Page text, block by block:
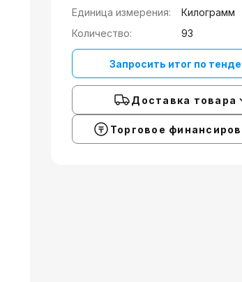
Единица измерения:
Килограмм
Количество:
93
Запросить итог по
Доставка товара
Торговое